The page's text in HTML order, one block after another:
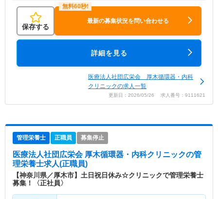
保存する
最新の募集状況を問い合わせる
詳細を見る
医療法人社団広栄会 厚木循環器・内科
クリニックの求人一覧
更新日：2026/05/26 求人番号：9111621
管理栄養士 正職員 募集停止
医療法人社団広栄会 厚木循環器・内科クリニックの管
理栄養士求人(正職員)
【神奈川県／厚木市】土日祝日休み☆クリニックで管理栄養士
募集！〈正社員〉